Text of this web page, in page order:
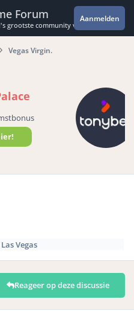
Forum
grootste community voor de
Aanmelden
Vegas Virgin.
Las Vegas
Reageer op deze discussie